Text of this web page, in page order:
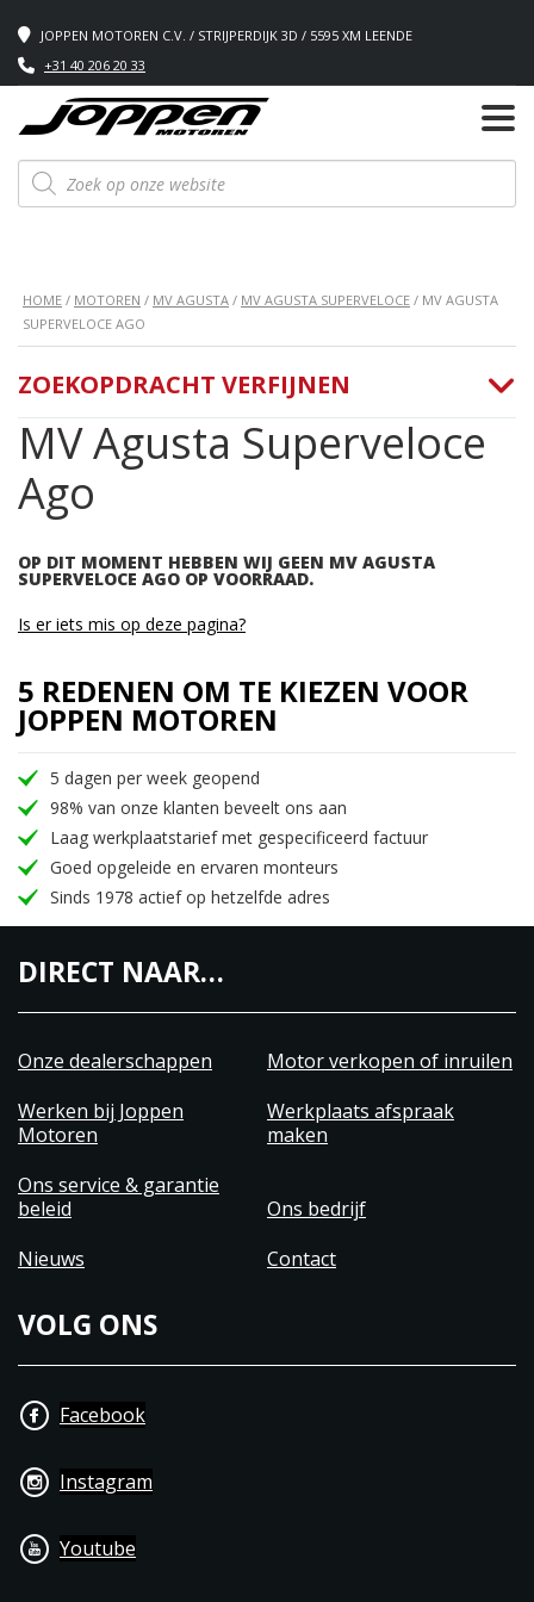
JOPPEN MOTOREN C.V. / STRIJPERDIJK 3D / 5595 XM LEENDE
+31 40 206 20 33
Producten
zoeken
HOME / MOTOREN / MV AGUSTA / MV AGUSTA SUPERVELOCE / MV AGUSTA
SUPERVELOCE AGO
MV Agusta Superveloce
Ago
OP DIT MOMENT HEBBEN WIJ GEEN MV AGUSTA
SUPERVELOCE AGO OP VOORRAAD.
ZOEKOPDRACHT VERFIJNEN
Is er iets mis op deze pagina?
5 REDENEN OM TE KIEZEN VOOR
JOPPEN MOTOREN
5 dagen per week geopend
98% van onze klanten beveelt ons aan
Laag werkplaatstarief met gespecificeerd factuur
Goed opgeleide en ervaren monteurs
Sinds 1978 actief op hetzelfde adres
DIRECT NAAR…
Onze dealerschappen
Motor verkopen of inruilen
Werken bij Joppen
Motoren
Werkplaats afspraak
maken
Ons service & garantie
beleid
Ons bedrijf
Nieuws
Contact
VOLG ONS
Facebook
Instagram
Youtube